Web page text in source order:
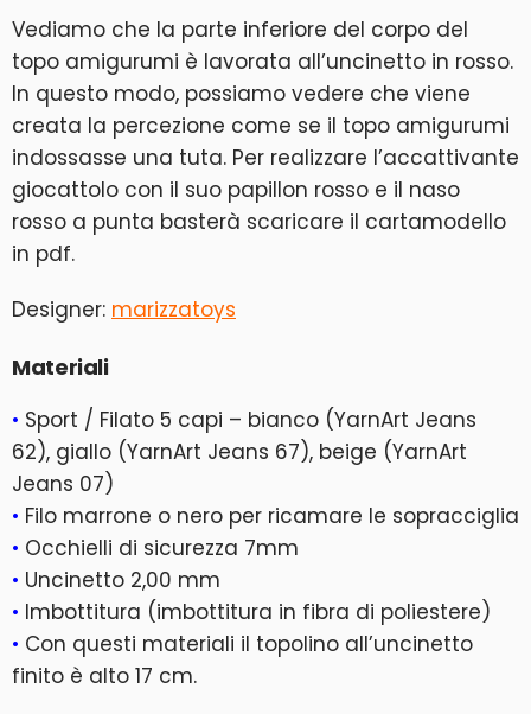
Vediamo che la parte inferiore del corpo del
topo amigurumi è lavorata all’uncinetto in rosso.
In questo modo, possiamo vedere che viene
creata la percezione come se il topo amigurumi
indossasse una tuta. Per realizzare l’accattivante
giocattolo con il suo papillon rosso e il naso
rosso a punta basterà scaricare il cartamodello
in pdf.
Designer: marizzatoys
Materiali
• Sport / Filato 5 capi – bianco (YarnArt Jeans
62), giallo (YarnArt Jeans 67), beige (YarnArt
Jeans 07)
• Filo marrone o nero per ricamare le sopracciglia
• Occhielli di sicurezza 7mm
• Uncinetto 2,00 mm
• Imbottitura (imbottitura in fibra di poliestere)
• Con questi materiali il topolino all’uncinetto
finito è alto 17 cm.